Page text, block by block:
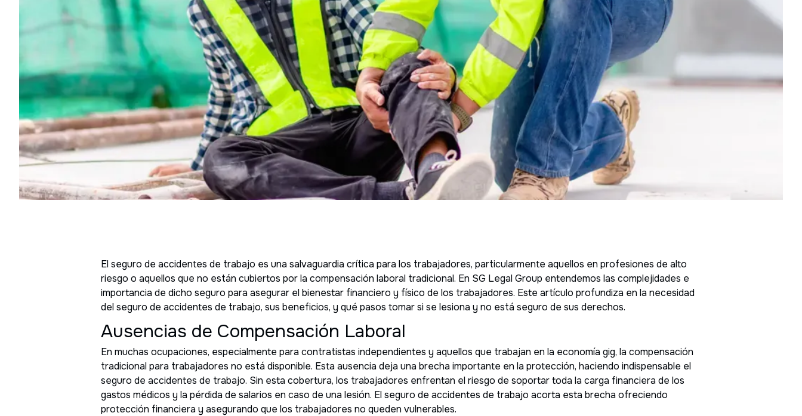
El seguro de accidentes de trabajo es una salvaguardia crítica para los trabajadores, particularmente aquellos en profesiones de alto
riesgo o aquellos que no están cubiertos por la compensación laboral tradicional. En SG Legal Group entendemos las complejidades e
importancia de dicho seguro para asegurar el bienestar financiero y físico de los trabajadores. Este artículo profundiza en la necesidad
del seguro de accidentes de trabajo, sus beneficios, y qué pasos tomar si se lesiona y no está seguro de sus derechos.
Ausencias de Compensación Laboral
En muchas ocupaciones, especialmente para contratistas independientes y aquellos que trabajan en la economía gig, la compensación
tradicional para trabajadores no está disponible. Esta ausencia deja una brecha importante en la protección, haciendo indispensable el
seguro de accidentes de trabajo. Sin esta cobertura, los trabajadores enfrentan el riesgo de soportar toda la carga financiera de los
gastos médicos y la pérdida de salarios en caso de una lesión. El seguro de accidentes de trabajo acorta esta brecha ofreciendo
protección financiera y asegurando que los trabajadores no queden vulnerables.